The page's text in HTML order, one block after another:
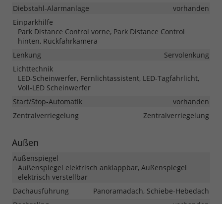
Diebstahl-Alarmanlage
vorhanden
Einparkhilfe
Park Distance Control vorne, Park Distance Control
hinten, Rückfahrkamera
Lenkung
Servolenkung
Lichttechnik
LED-Scheinwerfer, Fernlichtassistent, LED-Tagfahrlicht,
Voll-LED Scheinwerfer
Start/Stop-Automatik
vorhanden
Zentralverriegelung
Zentralverriegelung
Außen
Außenspiegel
Außenspiegel elektrisch anklappbar, Außenspiegel
elektrisch verstellbar
Dachausführung
Panoramadach, Schiebe-Hebedach